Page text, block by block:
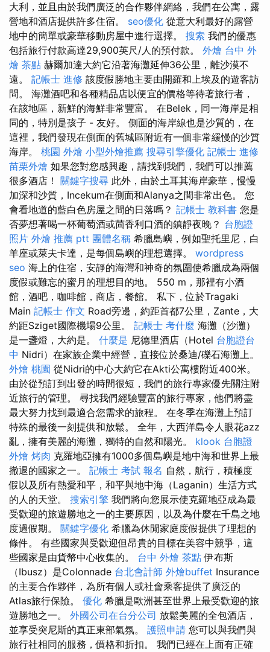
大利，並且由於我們廣泛的合作夥伴網絡，我們在公寓，露
營地和酒店提供許多住宿。 seo優化 從意大利最好的露營
地中的簡單或豪華移動房屋中進行選擇。 搜索 我們的優惠
包括旅行付款高達29,900英尺/人的預付款。 外燴 台中 外
燴 茶點 赫爾加達大約它沿著海灘延伸36公里，離沙漠不
遠。 記帳士 進修 該度假勝地主要由開羅和上埃及的遊客訪
問。 海灘酒吧和各種精品店以便宜的價格等待著旅行者，
在該地區，新鮮的海鮮非常豐富。 在Belek，同一海岸是相
同的，特別是孩子 - 友好。 側面的海岸線也是沙質的，在
這裡，我們發現在側面的舊城區附近有一個非常緩慢的沙質
海岸。 桃園 外燴 小型外燴推薦 搜尋引擎優化 記帳士 進修
苗栗外燴 如果您對您感興趣，請找到我們，我們可以推薦
很多酒店！ 關鍵字搜尋 此外，由於土耳其海岸豪華，慢慢
加深和沙質，Incekum在側面和Alanya之間非常出色。 您
會看地道的藍白色房屋之間的日落嗎？ 記帳士 教科書 您是
否夢想著喝一杯葡萄酒或茴香利口酒的鎮靜夜晚？ 台胞證
照片 外燴 推薦 ptt 團體名稱 希臘島嶼，例如聖托里尼，白
羊座或萊夫卡達，是每個島嶼的理想選擇。 wordpress
seo 海上的住宿，安靜的海灣和神奇的氛圍使希臘成為兩個
度假或難忘的蜜月的理想目的地。 550 m，那裡有小酒
館，酒吧，咖啡館，商店，餐館。 私下，位於Tragaki
Main 記帳士 作文 Road旁邊，約距首都7公里，Zante，大
約距Sziget國際機場9公里。 記帳士 考什麼 海灘（沙灘）
是一盞燈，大約是。 什麼是 尼德里酒店（Hotel 台胞證台
中 Nidri）在家族企業中經營，直接位於桑迪/礫石海灘上。
外燴 桃園 從Nidri的中心大約它在Akti公寓樓附近400米。
由於從預訂到出發的時間很短，我們的旅行專家優先關注附
近旅行的管理。 尋找我們經驗豐富的旅行專家，他們將盡
最大努力找到最適合您需求的旅程。 在冬季在海灘上預訂
特殊的最後一刻提供和放鬆。 全年，大西洋島令人眼花azz
亂，擁有美麗的海灘，獨特的自然和陽光。 klook 台胞證
外燴 烤肉 克羅地亞擁有1000多個島嶼是地中海和世界上最
撤退的國家之一。 記帳士 考試 報名 自然，航行，積極度
假以及所有熱愛和平，和平與地中海（Laganin）生活方式
的人的天堂。 搜索引擎 我們將向您展示使克羅地亞成為最
受歡迎的旅遊勝地之一的主要原因，以及為什麼在千島之地
度過假期。 關鍵字優化 希臘為休閒家庭度假提供了理想的
條件。 有些國家與受歡迎但昂貴的目標在美容中競爭，這
些國家是由貨幣中心收集的。 台中 外燴 茶點 伊布斯
（Ibusz）是Colonnade 台北會計師 外燴buffet Insurance
的主要合作夥伴，為所有個人或社會乘客提供了廣泛的
Atlas旅行保險。 優化 希臘是歐洲甚至世界上最受歡迎的旅
遊勝地之一。 外國公司在台分公司 放鬆美麗的全包酒店，
並享受突尼斯的真正東部氣氛。 護照申請 您可以與我們與
旅行社相同的服務，價格和折扣。 我們已經在上面有正確